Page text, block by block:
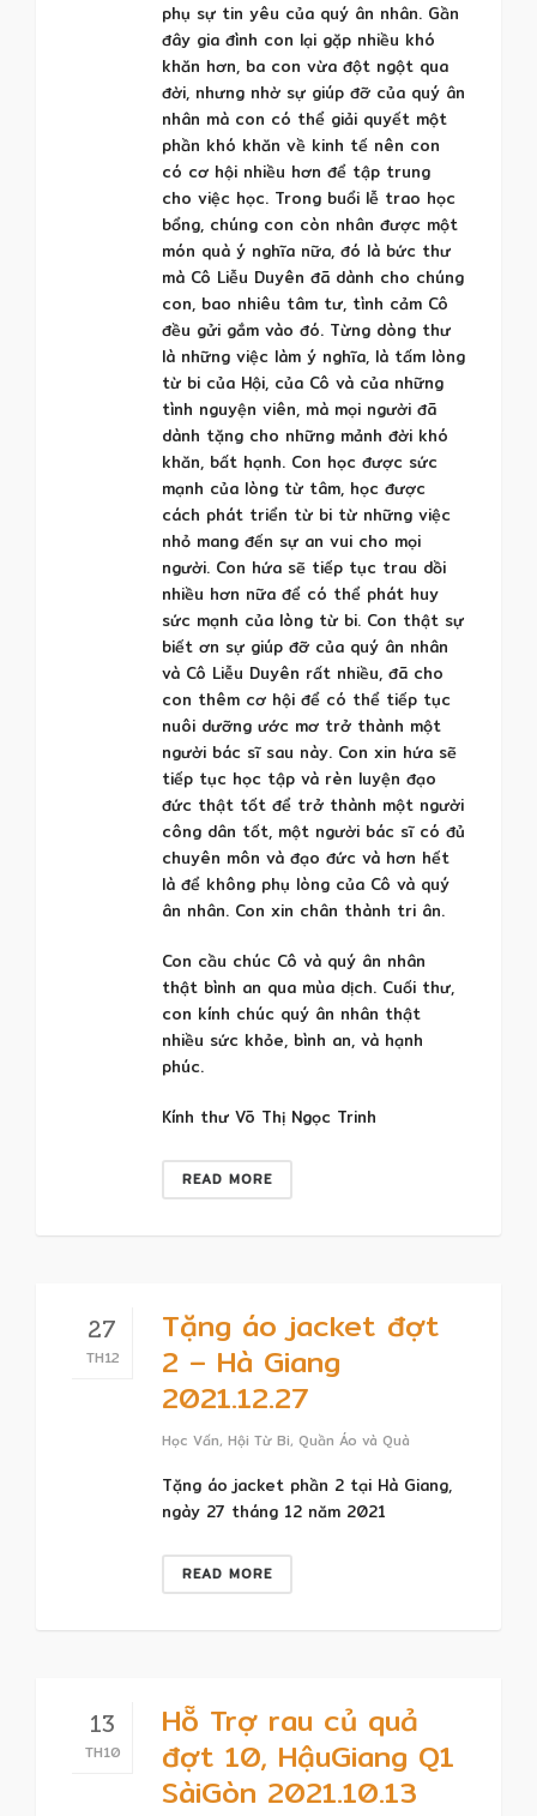
phụ sự tin yêu của quý ân nhân. Gần
đây gia đình con lại gặp nhiều khó
khăn hơn, ba con vừa đột ngột qua
đời, nhưng nhờ sự giúp đỡ của quý ân
nhân mà con có thể giải quyết một
phần khó khăn về kinh tế nên con
có cơ hội nhiều hơn để tập trung
cho việc học. Trong buổi lễ trao học
bổng, chúng con còn nhân được một
món quà ý nghĩa nữa, đó là bức thư
mà Cô Liễu Duyên đã dành cho chúng
con, bao nhiêu tâm tư, tình cảm Cô
đều gửi gắm vào đó. Từng dòng thư
là những việc làm ý nghĩa, là tấm lòng
từ bi của Hội, của Cô và của những
tình nguyện viên, mà mọi người đã
dành tặng cho những mảnh đời khó
khăn, bất hạnh. Con học được sức
mạnh của lòng từ tâm, học được
cách phát triển từ bi từ những việc
nhỏ mang đến sự an vui cho mọi
người. Con hứa sẽ tiếp tục trau dồi
nhiều hơn nữa để có thể phát huy
sức mạnh của lòng từ bi. Con thật sự
biết ơn sự giúp đỡ của quý ân nhân
và Cô Liễu Duyên rất nhiều, đã cho
con thêm cơ hội để có thể tiếp tục
nuôi dưỡng ước mơ trở thành một
người bác sĩ sau này. Con xin hứa sẽ
tiếp tục học tập và rèn luyện đạo
đức thật tốt để trở thành một người
công dân tốt, một người bác sĩ có đủ
chuyên môn và đạo đức và hơn hết
là để không phụ lòng của Cô và quý
ân nhân. Con xin chân thành tri ân.
Con cầu chúc Cô và quý ân nhân
thật bình an qua mùa dịch. Cuối thư,
con kính chúc quý ân nhân thật
nhiều sức khỏe, bình an, và hạnh
phúc.
Kính thư Võ Thị Ngọc Trinh
READ MORE
27
TH12
Tặng áo jacket đợt
2 – Hà Giang
2021.12.27
Học Vấn, Hội Từ Bi, Quần Áo và Quà
Tặng áo jacket phần 2 tại Hà Giang,
ngày 27 tháng 12 năm 2021
READ MORE
13
TH10
Hỗ Trợ rau củ quả
đợt 10, HậuGiang Q1
SàiGòn 2021.10.13